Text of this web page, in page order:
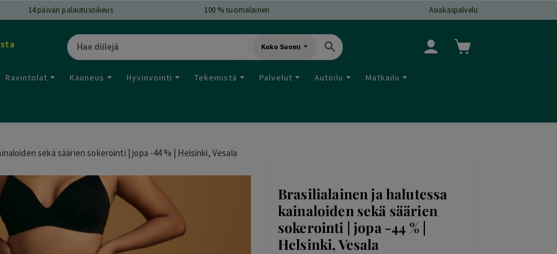
14päivän palautusoikeus 100 % suomalainen Asiakaspalvelu
Koko Suomi
Ravintolat Kauneus Hyvinvointi Tekemistä Palvelut Autoilu Matkailu
sekä säärien sokerointi | jopa -44 % | Helsinki, Vesala
Brasilialainen ja halutessa
kainaloiden sekä säärien
sokerointi | jopa -44 % |
Helsinki, Vesala